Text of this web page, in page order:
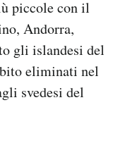
piccole con il
Andorra,
gli islandesi del
eliminati nel
svedesi del